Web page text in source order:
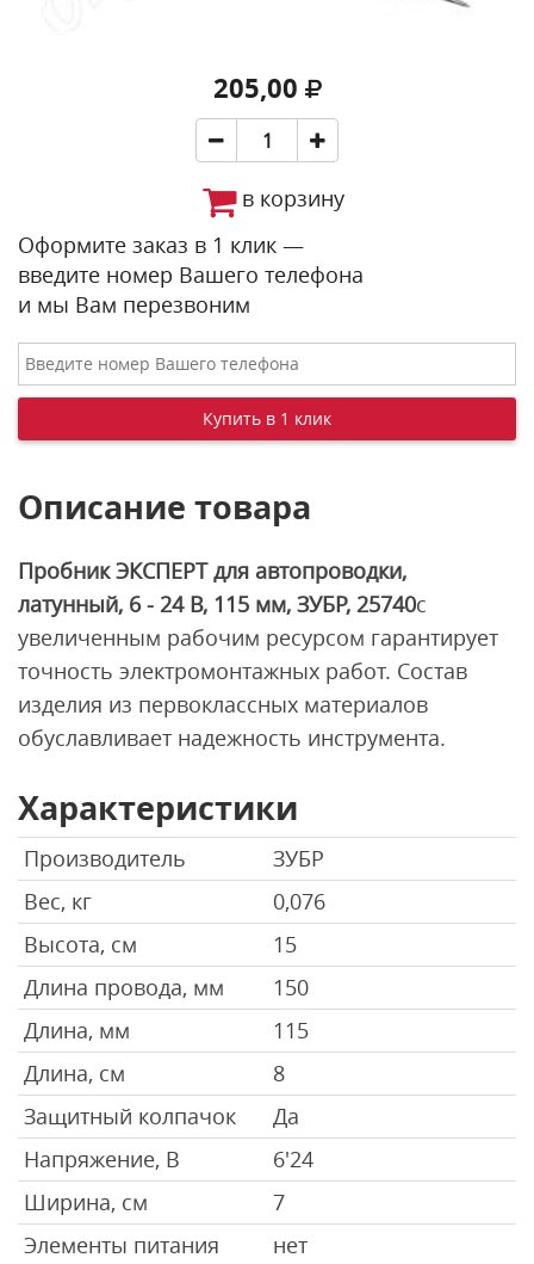
205,00
в корзину
Оформите заказ в 1 клик —
введите номер Вашего телефона
и мы Вам перезвоним
Описание товара
Пробник ЭКСПЕРТ для автопроводки,
латунный, 6 - 24 В, 115 мм, ЗУБР, 25740с
увеличенным рабочим ресурсом гарантирует
точность электромонтажных работ. Состав
изделия из первоклассных материалов
обуславливает надежность инструмента.
Характеристики
Производитель
ЗУБР
Вес, кг
0,076
Высота, см
15
Длина провода, мм
150
Длина, мм
115
Длина, см
8
Защитный колпачок
Да
Напряжение, В
6'24
Ширина, см
7
Элементы питания
нет